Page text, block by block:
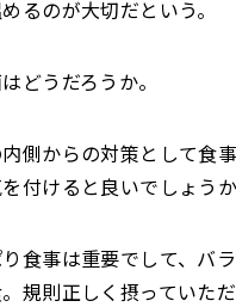
るのが大切だという。
どうだろうか。
側からの対策として食
付けると良いでしょうか
り食事は重要でして、バ
規則正しく摂っていた